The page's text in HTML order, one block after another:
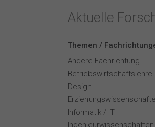
Aktuelle
Themen /
Andere Fachrichtung
Betriebswirtschaftslehre
Design
Informatik / IT
Ingenieurwissenschaften